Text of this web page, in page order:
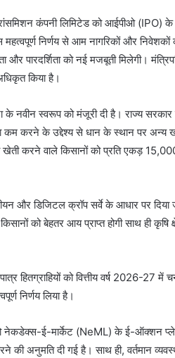
कंपनी लिमिटेड को आईपीओ (IPO)
निर्णय से आम नागरिकों और निवेशकों
और पारदर्शिता को नई मजबूती मिलेगी।
किया है।
स्वरूप को मंजूरी दी है। राज्य सरकार
कम करने के उद्देश्य से धान के स्थान पर
करने वाले किसानों को प्रति एकड़
और डिजिटल क्रॉप सर्वे के आधार पर दिया
को बेहतर आय प्राप्त होगी साथ ही कृषि
हितग्राहियों को वित्तीय वर्ष 2026-27 में
निर्णय लिया है।
को नेकडेक्स-ई-मार्केट (NeML) के ई-ऑक्शन
की अनुमति दी गई है। साथ ही, वर्तमान